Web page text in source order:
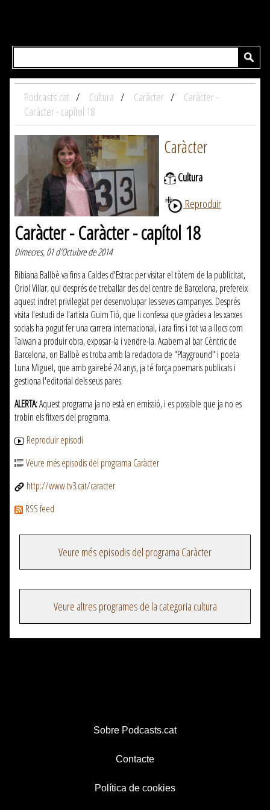
Podcasts.cat Cultura Caràcter
Caràcter -
Caràcter - capítol 18
Caràcter
Cultura
Reproduir
Caràcter - Caràcter - capítol 18
Dimecres, 01 d'Octubre de 2014
Bibiana Ballbè va fins a Caldes d'Estrac per visitar el tòtem de la publicitat,
Oriol Villar, qui després de treballar des del centre de Barcelona, prefereix
aquest indret privilegiat per desenvolupar les seves campanyes. Després
visita l'estudi de l'artista Guim Tió, que li confessa que gràcies a les xarxes
socials ha pogut fer una carrera internacional, i ara fins i tot va a llocs com
Taiwan a produir obra, exposar-la i vendre-la. Acabem al bar Cèntric de
Barcelona, on Ballbè es troba amb la redactora de "Playground" i poeta
Luna Miguel, que amb gairebé 24 anys, ja té força poemaris publicats i
gestiona l'editorial dels seus pares.
ALERTA:Aquest programa ja no està en emissió, i es possible que ja no es
trobin els fitxers del programa.
Reproduir episodi
Veure més episodis del programa Caràcter
http://www.tv3.cat/caracter
RSS feed
Veure més episodis del programa Caràcter
Veure altres programes de la categoria cultura
Sobre Podcasts.cat
Contacte
Política de cookies